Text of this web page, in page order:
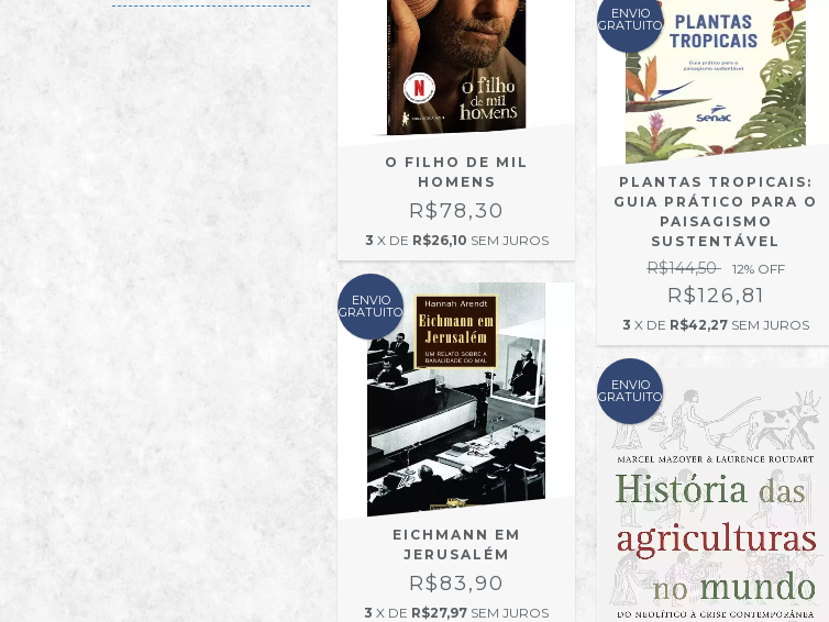
O FILHO DE MIL
HOMENS
R$78,30
3 X DE R$26,10 SEM JUROS
ENVIO
GRATUITO
PLANTAS TROPICAIS:
GUIA PRÁTICO PARA O
PAISAGISMO
SUSTENTÁVEL
R$144,50 12% OFF
R$126,81
3 X DE R$42,27 SEM JUROS
ENVIO
GRATUITO
EICHMANN EM
JERUSALÉM
R$83,90
3 X DE R$27,97 SEM JUROS
ENVIO
GRATUITO